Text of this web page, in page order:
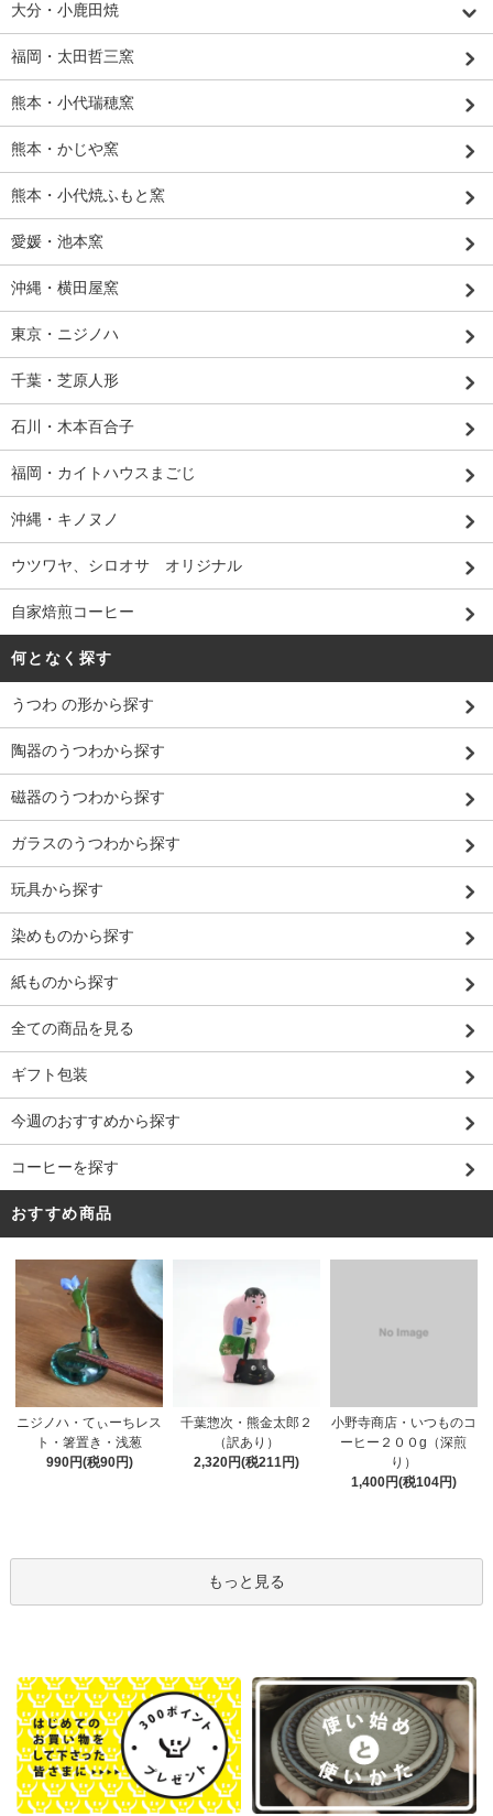
大分・小鹿田焼
福岡・太田哲三窯
熊本・小代瑞穂窯
熊本・かじや窯
熊本・小代焼ふもと窯
愛媛・池本窯
沖縄・横田屋窯
東京・ニジノハ
千葉・芝原人形
石川・木本百合子
福岡・カイトハウスまごじ
沖縄・キノヌノ
ウツワヤ、シロオサ オリジナル
自家焙煎コーヒー
何となく探す
うつわ の形から探す
陶器のうつわから探す
磁器のうつわから探す
ガラスのうつわから探す
玩具から探す
染めものから探す
紙ものから探す
全ての商品を見る
ギフト包装
今週のおすすめから探す
コーヒーを探す
おすすめ商品
ニジノハ・てぃーちレス
ト・箸置き・浅葱
990円(税90円)
千葉惣次・熊金太郎２
（訳あり）
2,320円(税211円)
小野寺商店・いつものコ
ーヒー２００g（深煎
り）
1,400円(税104円)
もっと見る